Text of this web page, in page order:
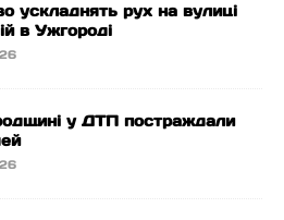
ускладнять рух на вулиці
в Ужгороді
у ДТП постраждали